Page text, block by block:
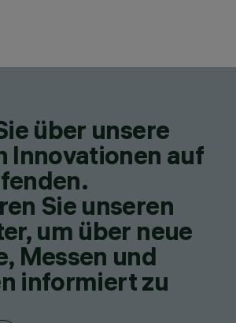
über unsere
Innovationen auf
Sie unseren
um über neue
Messen und
informiert zu